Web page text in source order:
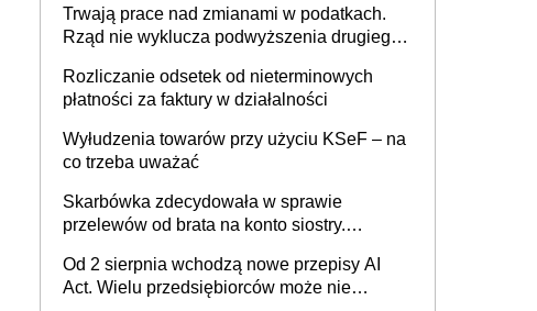
Trwają prace nad zmianami w podatkach.
Rząd nie wyklucza podwyższenia drugiego
Rozliczanie odsetek od nieterminowych
płatności za faktury w działalności
Wyłudzenia towarów przy użyciu KSeF – na
co trzeba uważać
Skarbówka zdecydowała w sprawie
przelewów od brata na konto siostry.
darowizna, ale podatku jednak nie będzie
Od 2 sierpnia wchodzą nowe przepisy AI
Act. Wielu przedsiębiorców może nie